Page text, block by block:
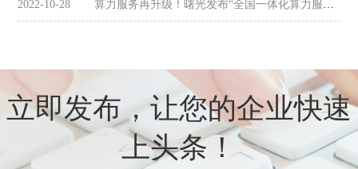
2022-10-28 算力服务再升级！曙光发布“全国一体化算力服务平台4.0”
立即发布，让您的企业快速
上头条！